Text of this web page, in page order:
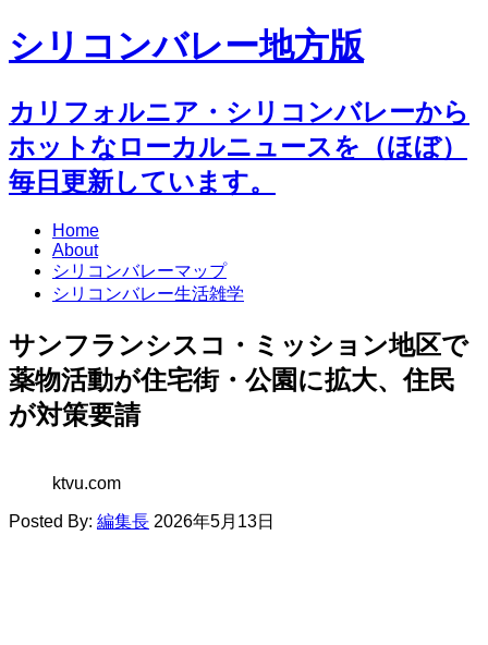
シリコンバレー地方版
カリフォルニア・シリコンバレーから
ホットなローカルニュースを（ほぼ）
毎日更新しています。
Home
About
シリコンバレーマップ
シリコンバレー生活雑学
サンフランシスコ・ミッション地区で
薬物活動が住宅街・公園に拡大、住民
が対策要請
ktvu.com
Posted By: 編集長 2026年5月13日